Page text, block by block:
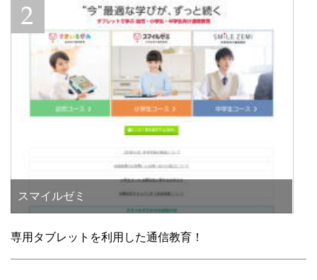
スマイルゼミ
専用タブレットを利用した通信教育！